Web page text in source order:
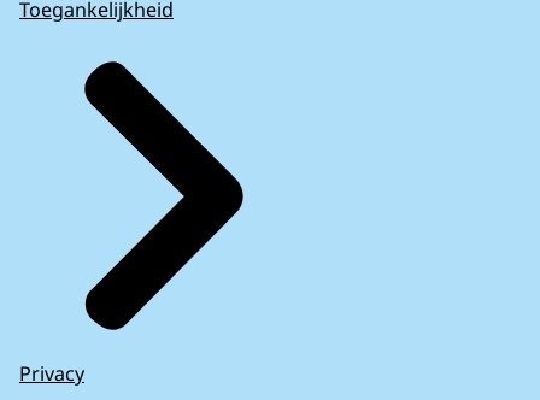
Toegankelijkheid
Privacy